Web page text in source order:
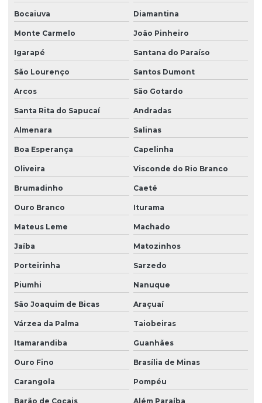
Bocaiuva Diamantina
Monte Carmelo João Pinheiro
Igarapé Santana do Paraíso
São Lourenço Santos Dumont
Arcos São Gotardo
Santa Rita do Sapucaí Andradas
Almenara Salinas
Boa Esperança Capelinha
Oliveira Visconde do Rio Branco
Brumadinho Caeté
Ouro Branco Iturama
Mateus Leme Machado
Jaíba Matozinhos
Porteirinha Sarzedo
Piumhi Nanuque
São Joaquim de Bicas Araçuaí
Várzea da Palma Taiobeiras
Itamarandiba Guanhães
Ouro Fino Brasília de Minas
Carangola Pompéu
Barão de Cocais Além Paraíba